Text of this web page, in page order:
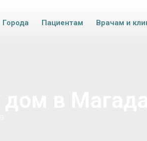
Города Пациентам Врачам и